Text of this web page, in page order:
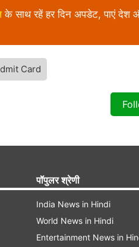
के साथ रहें हर दिन अपडेट, पाएं देश
Card
पॉपुलर श्रेणी
India News in Hindi
World News in Hindi
Entertainment News in